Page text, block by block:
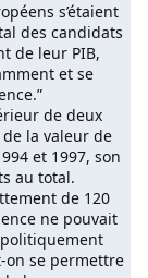
s’étaient
des candidats
de leur PIB,
et se
de deux
la valeur de
et 1997, son
au total.
de 120
ne pouvait
politiquement
on se permettre